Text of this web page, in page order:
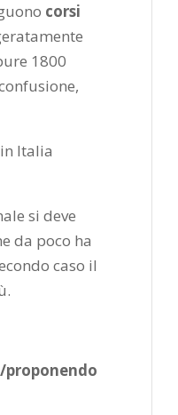
corsi
1800
Italia
si deve
da poco ha
caso il
proponendo